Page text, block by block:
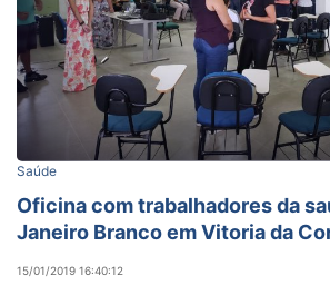
Saúde
Oficina com trabalhadores da
Janeiro Branco em Vitoria da
15/01/2019 16:40:12